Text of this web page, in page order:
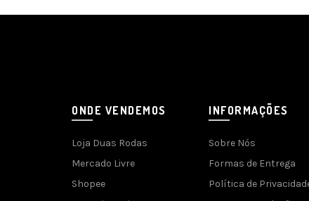
ONDE VENDEMOS
Loja Duas Rodas
Mercado Livre
Shopee
INFORMAÇÕES
Sobre Nós
Formas de Entrega
Política de